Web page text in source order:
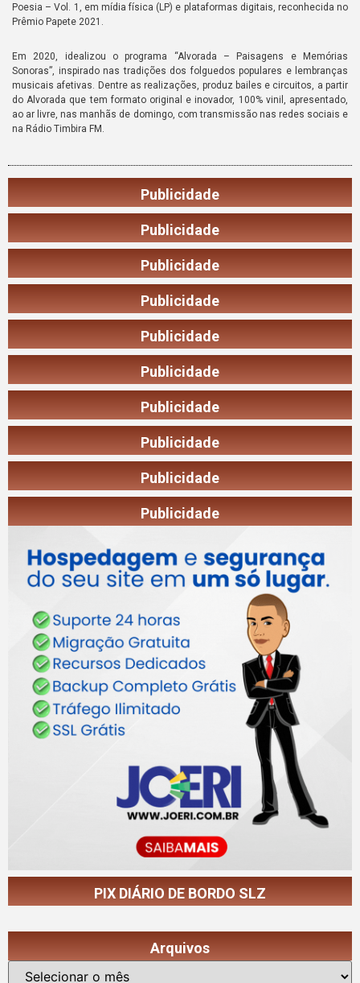
Poesia – Vol. 1, em mídia física (LP) e plataformas digitais, reconhecida no
Prêmio Papete 2021.
Em 2020, idealizou o programa “Alvorada – Paisagens e Memórias
Sonoras”, inspirado nas tradições dos folguedos populares e lembranças
musicais afetivas. Dentre as realizações, produz bailes e circuitos, a partir
do Alvorada que tem formato original e inovador, 100% vinil, apresentado,
ao ar livre, nas manhãs de domingo, com transmissão nas redes sociais e
na Rádio Timbira FM.
Publicidade
Publicidade
Publicidade
Publicidade
Publicidade
Publicidade
Publicidade
Publicidade
Publicidade
Publicidade
PIX DIÁRIO DE BORDO SLZ
Arquivos